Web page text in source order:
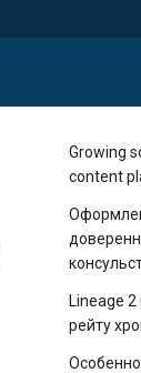
Growing
content
Lineage
рейту